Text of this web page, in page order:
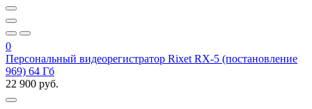
0
Персональный видеорегистратор Rixet RX-5 (постановление
969) 64 Гб
22 900 руб.